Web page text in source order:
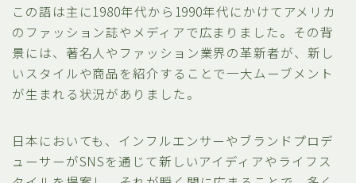
この語は主に1980年代から1990年代にかけてアメリカ
のファッション誌やメディアで広まりました。その背
景には、著名人やファッション業界の革新者が、新し
いスタイルや商品を紹介することで一大ムーブメント
が生まれる状況がありました。
日本においても、インフルエンサーやブランドプロデ
ューサーがSNSを通じて新しいアイディアやライフス